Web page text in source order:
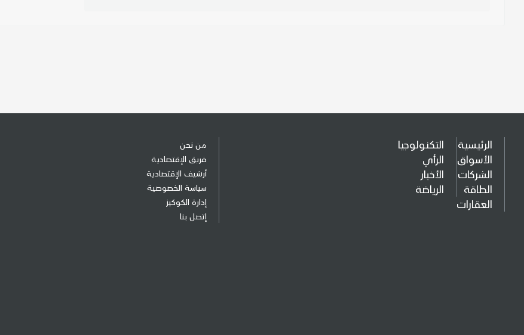
الرئيسية
الأسواق
الشركات
الطاقة
العقارات
التكنولوجيا
الرأي
الأخبار
الرياضة
من نحن
فريق الإقتصادية
أرشيف الإقتصادية
سياسة الخصوصية
إدارة الكوكيز
إتصل بنا